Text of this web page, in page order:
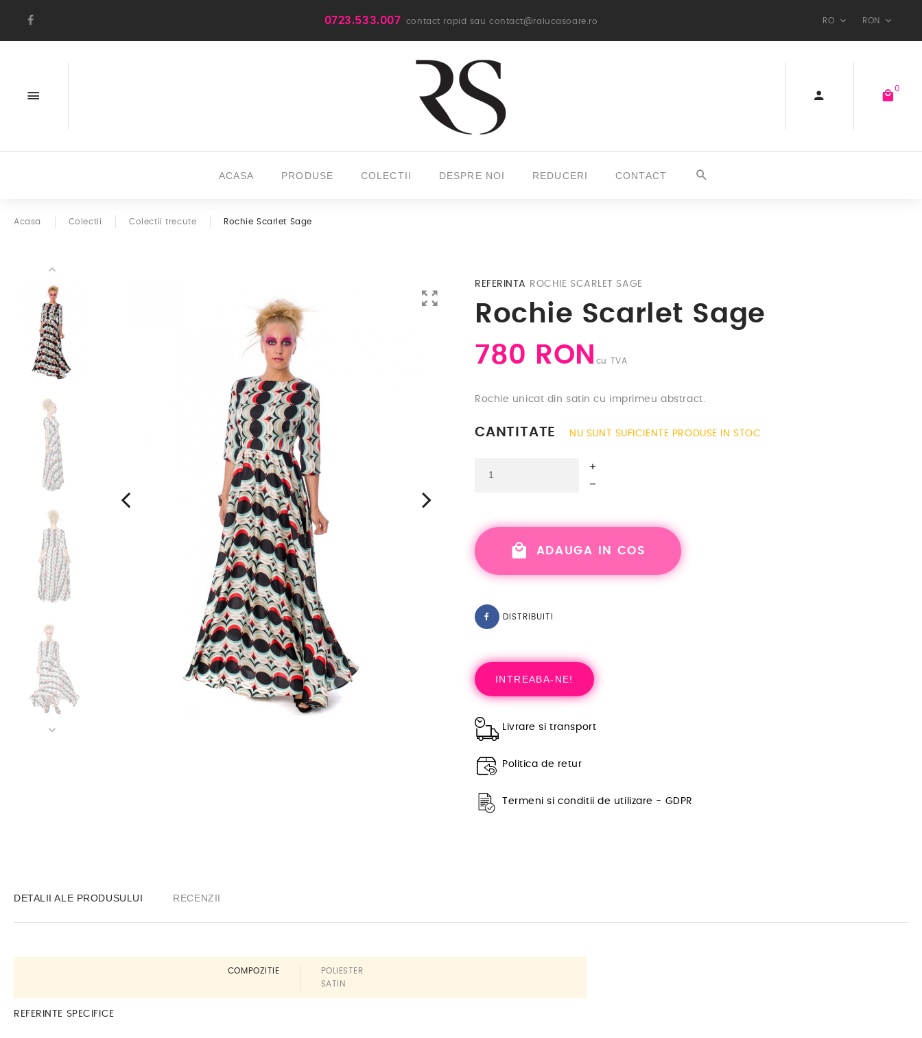
0723.533.007 contact rapid sau contact@ralucasoare.ro RO RON
0
ACASA PRODUSE COLECTII DESPRE NOI REDUCERI CONTACT
Acasa Colectii Colectii trecute Rochie Scarlet Sage
REFERINTA ROCHIE SCARLET SAGE
Rochie Scarlet Sage
780 RON
cu TVA
Rochie unicat din satin cu imprimeu abstract.
CANTITATE NU SUNT SUFICIENTE PRODUSE IN STOC
ADAUGA IN COS
DISTRIBUITI
INTREABA-NE!
Livrare si transport
Politica de retur
Termeni si conditii de utilizare - GDPR
DETALII ALE PRODUSULUI RECENZII
COMPOZITIE
POLIESTER
SATIN
REFERINTE SPECIFICE